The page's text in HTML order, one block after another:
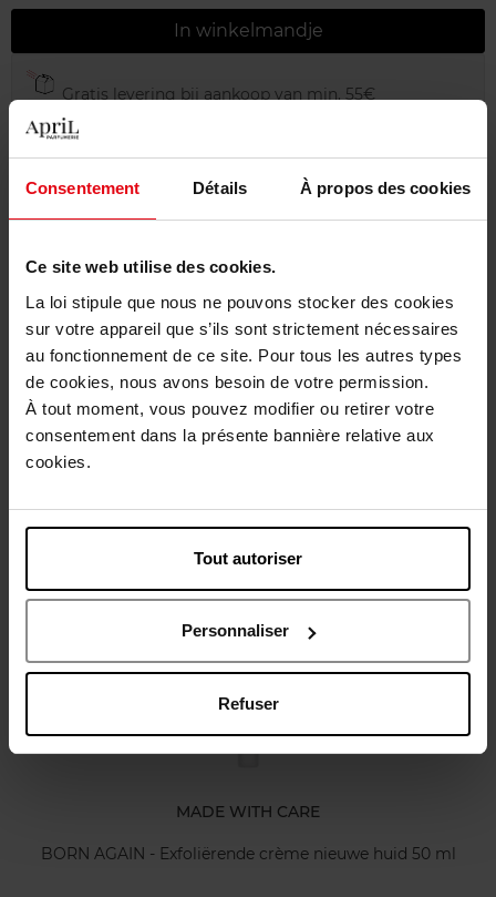
Consentement Détails À propos des cookies
Ce site web utilise des cookies.
La loi stipule que nous ne pouvons stocker des cookies
sur votre appareil que s’ils sont strictement nécessaires
au fonctionnement de ce site. Pour tous les autres types
de cookies, nous avons besoin de votre permission.
À tout moment, vous pouvez modifier ou retirer votre
consentement dans la présente bannière relative aux
cookies.
Tout autoriser
Personnaliser
Refuser
In winkelmandje
Gratis levering bij aankoop van min. 55€
Gratis retour in je winkelpunt
Beschrijving
Gebruiksadvies
Karakteristieken
Review Beleid inzake klantbeoordelingen
Nog iets vergeten ?
MADE WITH CARE
BORN AGAIN - Exfoliërende crème nieuwe huid 50 ml